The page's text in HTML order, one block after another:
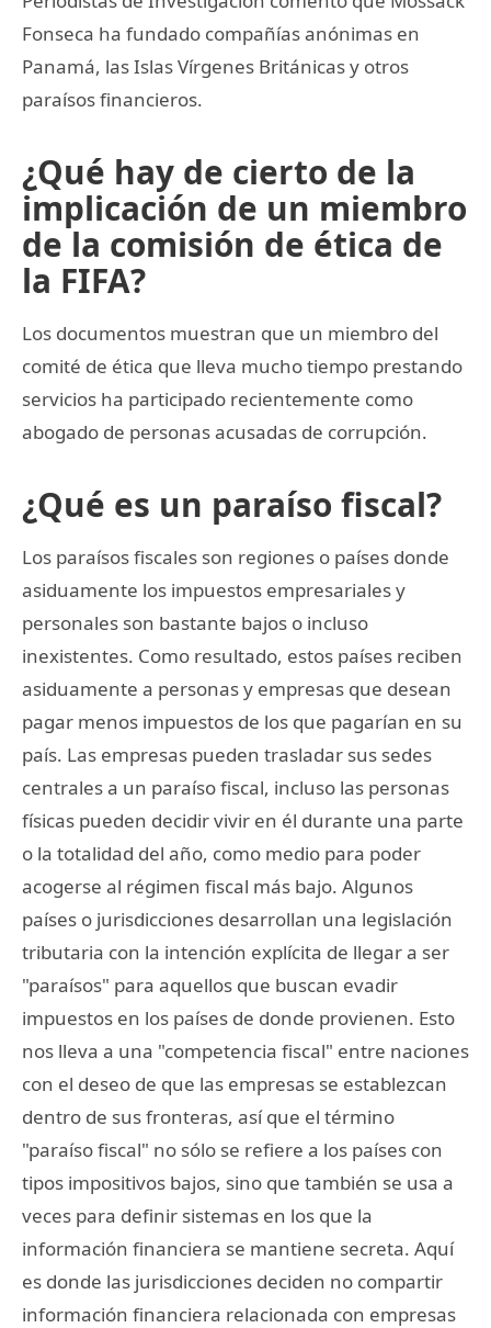
Fonseca ha fundado compañías anónimas en
Panamá, las Islas Vírgenes Británicas y otros
paraísos financieros.
¿Qué hay de cierto de la
implicación de un miembro
de la comisión de ética de
la FIFA?
Los documentos muestran que un miembro del
comité de ética que lleva mucho tiempo prestando
servicios ha participado recientemente como
abogado de personas acusadas de corrupción.
¿Qué es un paraíso fiscal?
Los paraísos fiscales son regiones o países donde
asiduamente los impuestos empresariales y
personales son bastante bajos o incluso
inexistentes. Como resultado, estos países reciben
asiduamente a personas y empresas que desean
pagar menos impuestos de los que pagarían en su
país. Las empresas pueden trasladar sus sedes
centrales a un paraíso fiscal, incluso las personas
físicas pueden decidir vivir en él durante una parte
o la totalidad del año, como medio para poder
acogerse al régimen fiscal más bajo. Algunos
países o jurisdicciones desarrollan una legislación
tributaria con la intención explícita de llegar a ser
"paraísos" para aquellos que buscan evadir
impuestos en los países de donde provienen. Esto
nos lleva a una "competencia fiscal" entre naciones
con el deseo de que las empresas se establezcan
dentro de sus fronteras, así que el término
"paraíso fiscal" no sólo se refiere a los países con
tipos impositivos bajos, sino que también se usa a
veces para definir sistemas en los que la
información financiera se mantiene secreta. Aquí
es donde las jurisdicciones deciden no compartir
información financiera relacionada con empresas